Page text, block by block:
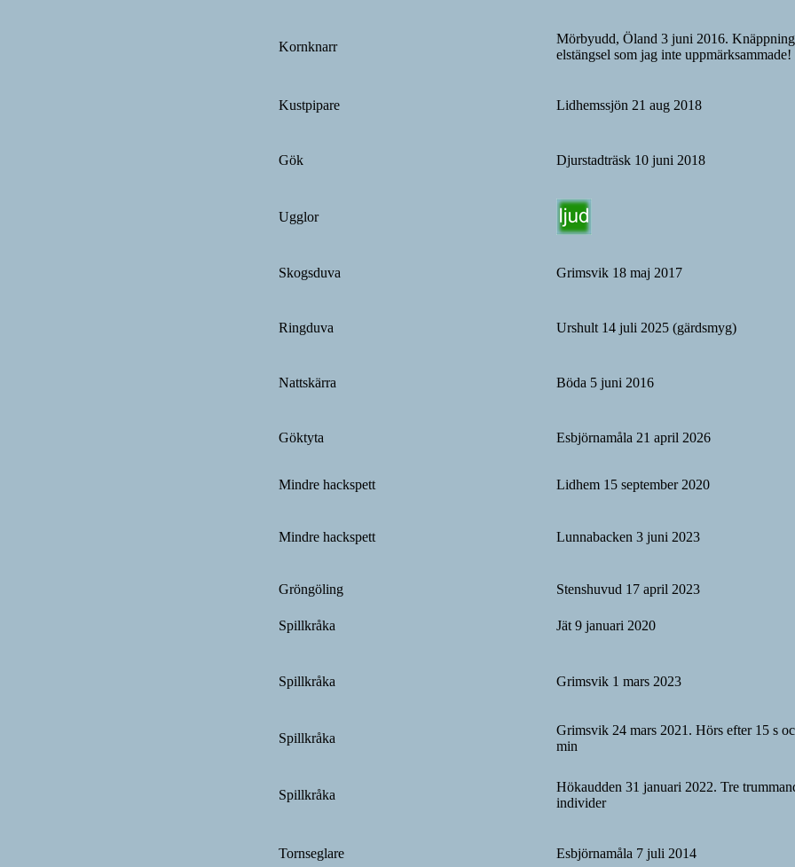
Kornknarr
Mörbyudd, Öland 3 juni 2016.
elstängsel som jag inte uppmärksammade!
Kustpipare Lidhemssjön 21 aug 2018
Gök Djurstadträsk 10 juni 2018
Ugglor
Skogsduva Grimsvik 18 maj 2017
Ringduva Urshult 14 juli 2025 (gärdsmyg)
Nattskärra Böda 5 juni 2016
Göktyta Esbjörnamåla 21 april 2026
Mindre hackspett Lidhem 15 september 2020
Mindre hackspett Lunnabacken 3 juni 2023
Gröngöling Stenshuvud 17 april 2023
Spillkråka Jät 9 januari 2020
Spillkråka Grimsvik 1 mars 2023
Spillkråka
Grimsvik 24 mars 2021. Hörs efter 15 s
min
Spillkråka
Hökaudden 31 januari 2022. Tre
individer
Tornseglare Esbjörnamåla 7 juli 2014